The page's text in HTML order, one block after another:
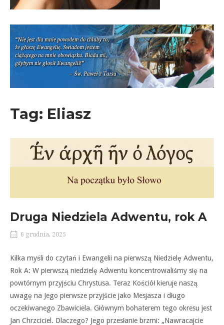
Tag: Eliasz
Druga Niedziela Adwentu, rok A
6 grudnia, 2025
Kilka myśli do czytań i Ewangelii na pierwszą Niedzielę Adwentu,
Rok A: W pierwszą niedzielę Adwentu koncentrowaliśmy się na
powtórnym przyjściu Chrystusa. Teraz Kościół kieruje naszą
uwagę na Jego pierwsze przyjście jako Mesjasza i długo
oczekiwanego Zbawiciela. Głównym bohaterem tego okresu jest
Jan Chrzciciel. Dlaczego? Jego przesłanie brzmi: „Nawracajcie